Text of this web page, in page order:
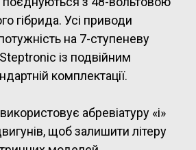
гібрида. Усі приводи
на 7-ступеневу
із подвійним
комплектації.
абревіатуру «i»
щоб залишити літеру